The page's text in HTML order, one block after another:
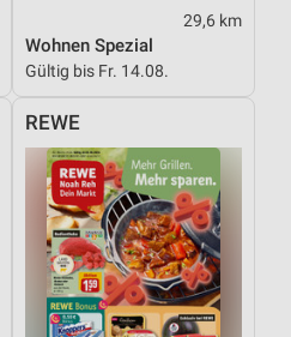
29,6 km
Wohnen Spezial
Gültig bis Fr. 14.08.
REWE